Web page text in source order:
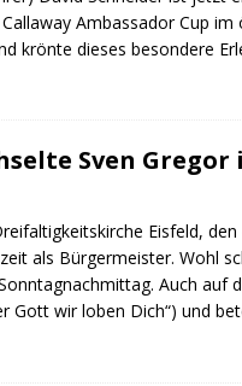
Ambassador Cup
krönte dieses besondere
Sven Gregor
Eisfeld,
als Bürgermeister. Wohl
Auch auf
Gott wir loben Dich“) und